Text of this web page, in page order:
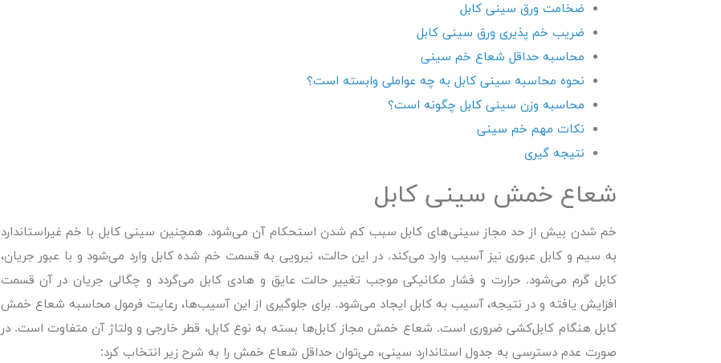
ضخامت ورق سینی کابل
ضریب خم پذیری ورق سینی کابل
محاسبه حداقل شعاع خم سینی
نحوه محاسبه سینی کابل به چه عواملی وابسته است؟
محاسبه وزن سینی کابل چگونه است؟
نکات مهم خم سینی
نتیجه گیری
شعاع خمش سینی کابل
خم شدن بیش از حد مجاز سینی‌های کابل سبب کم شدن استحکام آن می‌شود. همچنین سینی کابل با خم غیراستاندارد
به سیم و کابل عبوری نیز آسیب وارد می‌کند. در این حالت، نیرویی به قسمت خم شده کابل وارد می‌شود و با عبور جریان،
کابل گرم می‌شود. حرارت و فشار مکانیکی موجب تغییر حالت عایق و هادی کابل می‌گردد و چگالی جریان در آن قسمت
افزایش یافته و در نتیجه، آسیب به کابل ایجاد می‌شود. برای جلوگیری از این آسیب‌ها، رعایت فرمول محاسبه شعاع خمش
کابل هنگام کابل‌کشی ضروری است. شعاع خمش مجاز کابل‌ها بسته به نوع کابل، قطر خارجی و ولتاژ آن متفاوت است. در
صورت عدم دسترسی به جدول استاندارد سینی، می‌توان حداقل شعاع خمش را به شرح زیر انتخاب کرد: